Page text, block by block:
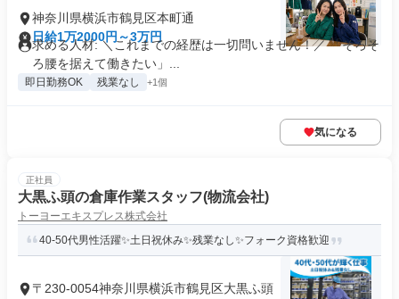
神奈川県横浜市鶴見区本町通
日給1万2000円～3万円
求める人材: ＼これまでの経歴は一切問いません！／ 「そろそ
ろ腰を据えて働きたい」...
即日勤務OK 残業なし +1個
気になる
正社員
大黒ふ頭の倉庫作業スタッフ(物流会社)
トーヨーエキスプレス株式会社
40-50代男性活躍✨土日祝休み✨残業なし✨フォーク資格歓迎
〒230-0054神奈川県横浜市鶴見区大黒ふ頭